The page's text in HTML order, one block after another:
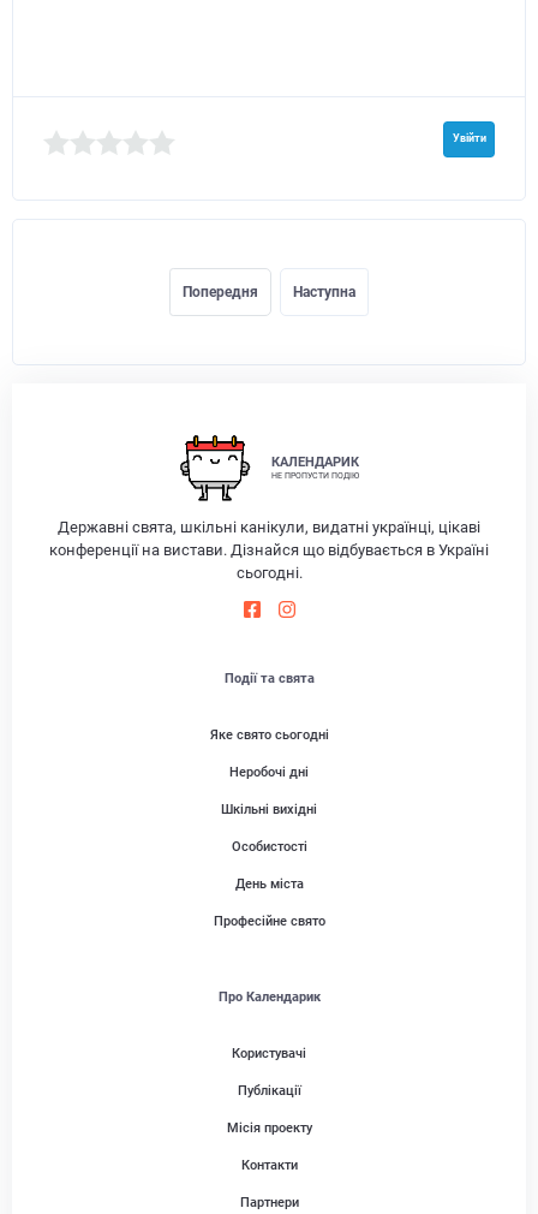
Увійти
Попередня Наступна
КАЛЕНДАРИК
НЕ ПРОПУСТИ ПОДІЮ
Державні свята, шкільні канікули, видатні українці, цікаві
конференції на вистави. Дізнайся що відбувається в Україні
сьогодні.
Події та свята
Яке свято сьогодні
Неробочі дні
Шкільні вихідні
Особистості
День міста
Професійне свято
Про Календарик
Користувачі
Публікації
Місія проекту
Контакти
Партнери